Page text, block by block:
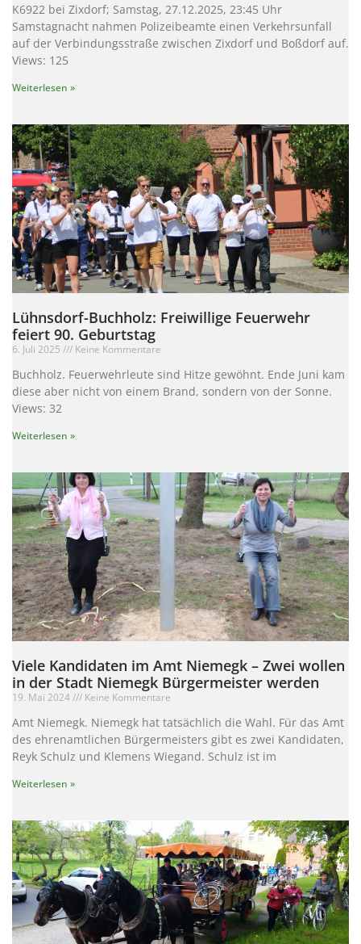
K6922 bei Zixdorf; Samstag, 27.12.2025, 23:45 Uhr
Samstagnacht nahmen Polizeibeamte einen Verkehrsunfall
auf der Verbindungsstraße zwischen Zixdorf und Boßdorf auf.
Views: 125
Weiterlesen »
Lühnsdorf-Buchholz: Freiwillige Feuerwehr
feiert 90. Geburtstag
6. Juli 2025 Keine Kommentare
Buchholz. Feuerwehrleute sind Hitze gewöhnt. Ende Juni kam
diese aber nicht von einem Brand, sondern von der Sonne.
Views: 32
Weiterlesen »
Viele Kandidaten im Amt Niemegk – Zwei wollen
in der Stadt Niemegk Bürgermeister werden
19. Mai 2024 Keine Kommentare
Amt Niemegk. Niemegk hat tatsächlich die Wahl. Für das Amt
des ehrenamtlichen Bürgermeisters gibt es zwei Kandidaten,
Reyk Schulz und Klemens Wiegand. Schulz ist im
Weiterlesen »